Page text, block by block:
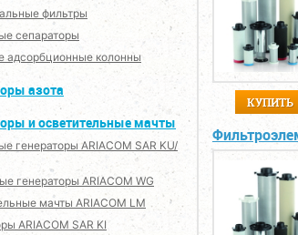
фильтры
сепараторы
адсорбционные колонны
азота
и осветительные мачты
генераторы ARIACOM SAR KU/
генераторы ARIACOM WG
мачты ARIACOM LM
ARIACOM SAR KI
КУПИТЬ